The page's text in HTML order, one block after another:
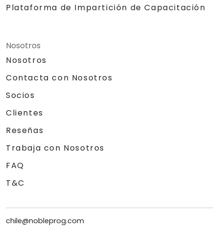
Plataforma de Impartición de Capacitación
Nosotros
Nosotros
Contacta con Nosotros
Socios
Clientes
Reseñas
Trabaja con Nosotros
FAQ
T&C
chile@nobleprog.com